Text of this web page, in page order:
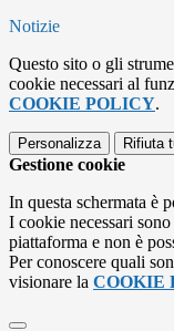
Notizie
Questo sito o gli
cookie necessari al
COOKIE POLICY.
Personalizza Rifiuta
Gestione cookie
In questa schermata è
I cookie necessari
piattaforma e non è
Per conoscere quali
visionare la COOKIE